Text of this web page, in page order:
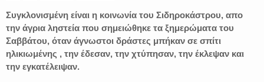
Συγκλονισμένη είναι η κοινωνία του Σιδηροκάστρου, απο
την άγρια ληστεία που σημειώθηκε τα ξημερώματα του
Σαββάτου, όταν άγνωστοι δράστες μπήκαν σε σπίτι
ηλικιωμένης , την έδεσαν, την χτύπησαν, την έκλεψαν και
την εγκατέλειψαν.